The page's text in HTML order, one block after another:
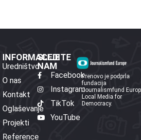
INFORMACIJE
Uredništvo
O nas
Kontakt
Oglaševanje
Projekti
Reference
SLEDITE
NAM
Facebook
Instagram
TikTok
YouTube
Prenovo je podprla
fundacija
Journalismfund
Local Media for
Democracy.